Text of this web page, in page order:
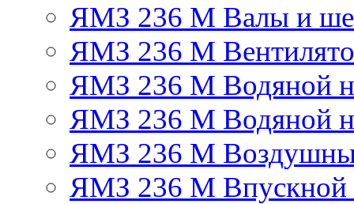
ЯМЗ 236 М Валы и
ЯМЗ 236 М
ЯМЗ 236 М Водяной
ЯМЗ 236 М Водяной
ЯМЗ 236 М
ЯМЗ 236 М Впускной